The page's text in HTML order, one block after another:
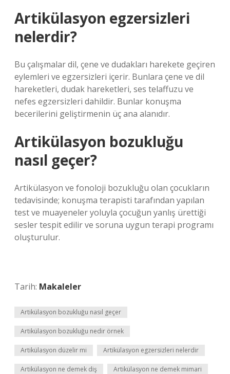
Artikülasyon egzersizleri
nelerdir?
Bu çalışmalar dil, çene ve dudakları harekete geçiren
eylemleri ve egzersizleri içerir. Bunlara çene ve dil
hareketleri, dudak hareketleri, ses telaffuzu ve
nefes egzersizleri dahildir. Bunlar konuşma
becerilerini geliştirmenin üç ana alanıdır.
Artikülasyon bozukluğu
nasıl geçer?
Artikülasyon ve fonoloji bozukluğu olan çocukların
tedavisinde; konuşma terapisti tarafından yapılan
test ve muayeneler yoluyla çocuğun yanlış ürettiği
sesler tespit edilir ve soruna uygun terapi programı
oluşturulur.
Tarih: Makaleler
Artikülasyon bozukluğu nasıl geçer
Artikülasyon bozukluğu nedir örnek
Artikülasyon düzelir mi Artikülasyon egzersizleri nelerdir
Artikülasyon ne demek diş Artikülasyon ne demek mimari